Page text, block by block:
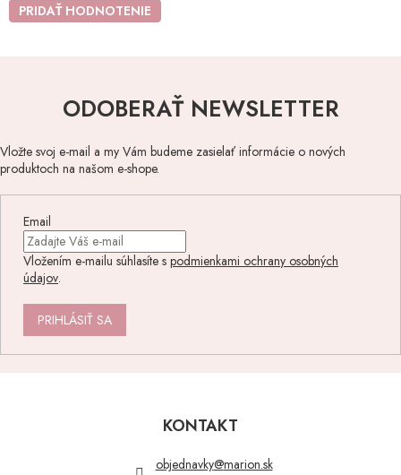
PRIDAŤ HODNOTENIE
ODOBERAŤ NEWSLETTER
Vložte svoj e-mail a my Vám budeme zasielať informácie o nových
produktoch na našom e-shope.
Email
Vložením e-mailu súhlasíte s podmienkami ochrany osobných
údajov.
PRIHLÁSIŤ SA
KONTAKT
objednavky@marion.sk